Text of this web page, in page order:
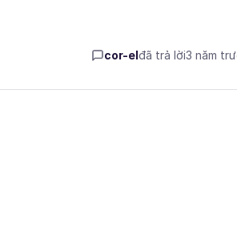
cor-elđã trả lời3 năm